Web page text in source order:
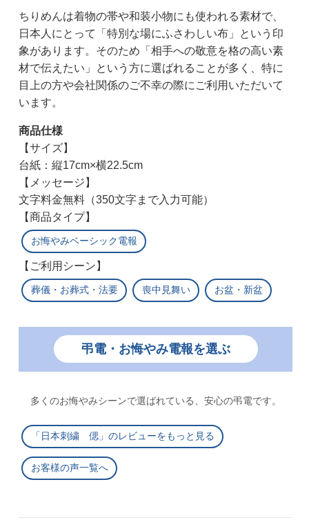
ちりめんは着物の帯や和装小物にも使われる素材で、
日本人にとって「特別な場にふさわしい布」という印
象があります。そのため「相手への敬意を格の高い素
材で伝えたい」という方に選ばれることが多く、特に
目上の方や会社関係のご不幸の際にご利用いただいて
います。
商品仕様
【サイズ】
台紙：縦17cm×横22.5cm
【メッセージ】
文字料金無料（350文字まで入力可能）
【商品タイプ】
お悔やみベーシック電報
【ご利用シーン】
葬儀・お葬式・法要 喪中見舞い お盆・新盆
弔電・お悔やみ電報を選ぶ
多くのお悔やみシーンで選ばれている、安心の弔電です。
「日本刺繍 偲」のレビューをもっと見る
お客様の声一覧へ